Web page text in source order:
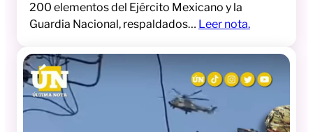
200 elementos del Ejército Mexicano y la
Guardia Nacional, respaldados… Leer nota.